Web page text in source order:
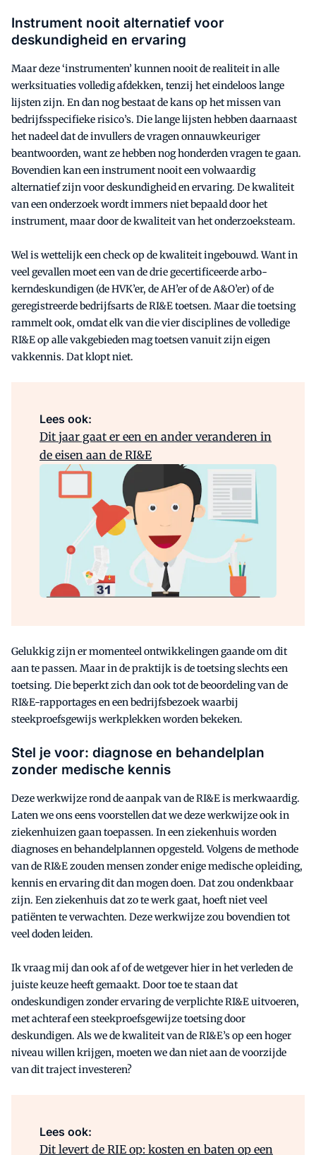
Instrument nooit alternatief voor
deskundigheid en ervaring
Maar deze ‘instrumenten’ kunnen nooit de realiteit in alle
werksituaties volledig afdekken, tenzij het eindeloos lange
lijsten zijn. En dan nog bestaat de kans op het missen van
bedrijfsspecifieke risico’s. Die lange lijsten hebben daarnaast
het nadeel dat de invullers de vragen onnauwkeuriger
beantwoorden, want ze hebben nog honderden vragen te gaan.
Bovendien kan een instrument nooit een volwaardig
alternatief zijn voor deskundigheid en ervaring. De kwaliteit
van een onderzoek wordt immers niet bepaald door het
instrument, maar door de kwaliteit van het onderzoeksteam.
Wel is wettelijk een check op de kwaliteit ingebouwd. Want in
veel gevallen moet een van de drie gecertificeerde arbo-
kerndeskundigen (de HVK’er, de AH’er of de A&O’er) of de
geregistreerde bedrijfsarts de RI&E toetsen. Maar die toetsing
rammelt ook, omdat elk van die vier disciplines de volledige
RI&E op alle vakgebieden mag toetsen vanuit zijn eigen
vakkennis. Dat klopt niet.
Lees ook:
Dit jaar gaat er een en ander veranderen in
de eisen aan de RI&E
Gelukkig zijn er momenteel ontwikkelingen gaande om dit
aan te passen. Maar in de praktijk is de toetsing slechts een
toetsing. Die beperkt zich dan ook tot de beoordeling van de
RI&E-rapportages en een bedrijfsbezoek waarbij
steekproefsgewijs werkplekken worden bekeken.
Stel je voor: diagnose en behandelplan
zonder medische kennis
Deze werkwijze rond de aanpak van de RI&E is merkwaardig.
Laten we ons eens voorstellen dat we deze werkwijze ook in
ziekenhuizen gaan toepassen. In een ziekenhuis worden
diagnoses en behandelplannen opgesteld. Volgens de methode
van de RI&E zouden mensen zonder enige medische opleiding,
kennis en ervaring dit dan mogen doen. Dat zou ondenkbaar
zijn. Een ziekenhuis dat zo te werk gaat, hoeft niet veel
patiënten te verwachten. Deze werkwijze zou bovendien tot
veel doden leiden.
Ik vraag mij dan ook af of de wetgever hier in het verleden de
juiste keuze heeft gemaakt. Door toe te staan dat
ondeskundigen zonder ervaring de verplichte RI&E uitvoeren,
met achteraf een steekproefsgewijze toetsing door
deskundigen. Als we de kwaliteit van de RI&E’s op een hoger
niveau willen krijgen, moeten we dan niet aan de voorzijde
van dit traject investeren?
Lees ook:
Dit levert de RIE op: kosten en baten op een